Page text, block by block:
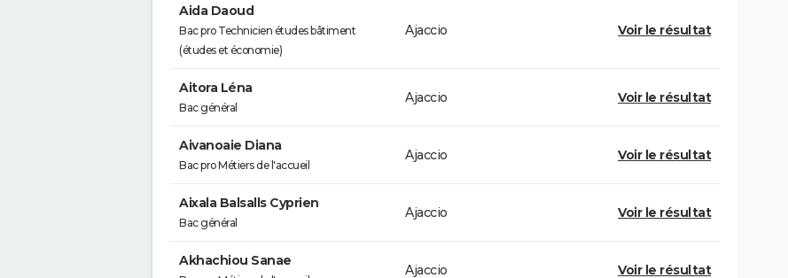
Aida Daoud
Bac pro Technicien études bâtiment
(études et économie)
Ajaccio Voir le résultat
Aitora Léna
Bac général
Ajaccio Voir le résultat
Aivanoaie Diana
Bac pro Métiers de l'accueil
Ajaccio Voir le résultat
Aixala Balsalls Cyprien
Bac général
Ajaccio Voir le résultat
Akhachiou Sanae
Ajaccio Voir le résultat